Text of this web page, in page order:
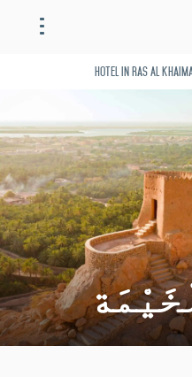
Hotel in Ras Al